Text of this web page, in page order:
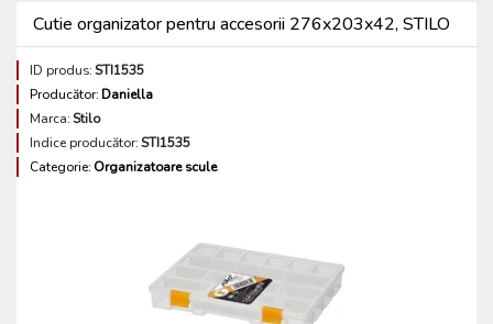
Cutie organizator pentru accesorii 276x203x42, STILO
ID produs:STI1535
Producător:Daniella
Marca:Stilo
Indice producător:STI1535
Categorie: Organizatoare scule